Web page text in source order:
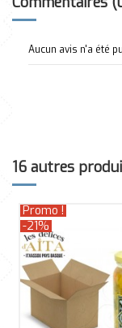
Aucun avis n'a été
16 autres
Promo !
-21%